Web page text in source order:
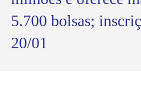
5.700 bolsas;
20/01